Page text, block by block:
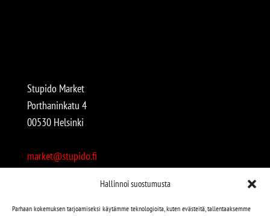
Hallinnoi suostumusta
Parhaan kokemuksen tarjoamiseksi käytämme teknologioita, kuten evästeitä, tallentaaksemme
Stupido Market
Porthaninkatu 4
00530 Helsinki
market@stupido.fi
Avoinna: